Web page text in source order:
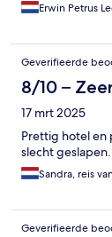
Erwin Petrus
Geverifieerde
8/10 –
17 mrt 2025
Prettig hotel en
slecht geslapen.
Sandra, reis
Geverifieerde